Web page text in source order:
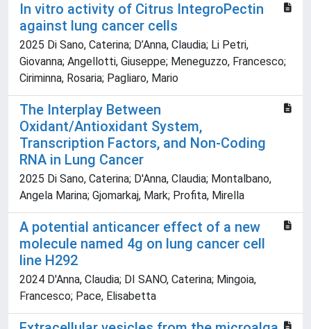
In vitro activity of Citrus IntegroPectin
against lung cancer cells
2025 Di Sano, Caterina; D’Anna, Claudia; Li Petri,
Giovanna; Angellotti, Giuseppe; Meneguzzo, Francesco;
Ciriminna, Rosaria; Pagliaro, Mario
The Interplay Between
Oxidant/Antioxidant System,
Transcription Factors, and Non-Coding
RNA in Lung Cancer
2025 Di Sano, Caterina; D'Anna, Claudia; Montalbano,
Angela Marina; Gjomarkaj, Mark; Profita, Mirella
A potential anticancer effect of a new
molecule named 4g on lung cancer cell
line H292
2024 D'Anna, Claudia; DI SANO, Caterina; Mingoia,
Francesco; Pace, Elisabetta